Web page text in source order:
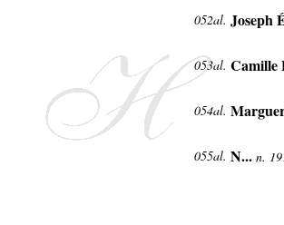
052al. Joseph
053al. Camille
054al.
055al. N... n.